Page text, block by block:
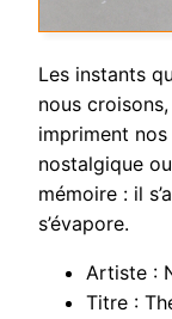
Les instants
nous
impriment
nostalgique
mémoire : il
s’évapore.
Artiste :
Titre :